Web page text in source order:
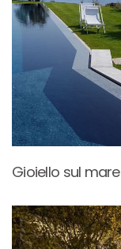
Gioiello sul mare